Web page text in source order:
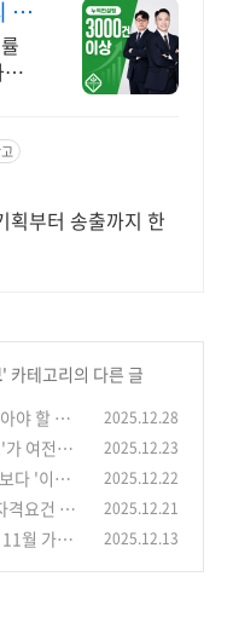
정
획부터 송출까지 한
' 카테고리의 다른 글
야 할 내
2025.12.28
가 여전히
2025.12.23
다 '이
2025.12.22
격요건 및
2025.12.21
월 가계
2025.12.13